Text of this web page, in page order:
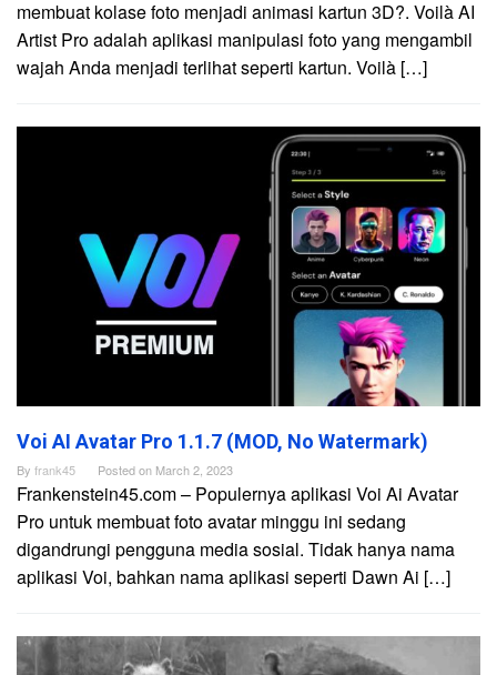
membuat kolase foto menjadi animasi kartun 3D?. Voilà AI
Artist Pro adalah aplikasi manipulasi foto yang mengambil
wajah Anda menjadi terlihat seperti kartun. Voilà […]
Voi AI Avatar Pro 1.1.7 (MOD, No Watermark)
By frank45 Posted on March 2, 2023
Frankenstein45.com – Populernya aplikasi Voi Ai Avatar
Pro untuk membuat foto avatar minggu ini sedang
digandrungi pengguna media sosial. Tidak hanya nama
aplikasi Voi, bahkan nama aplikasi seperti Dawn Ai […]